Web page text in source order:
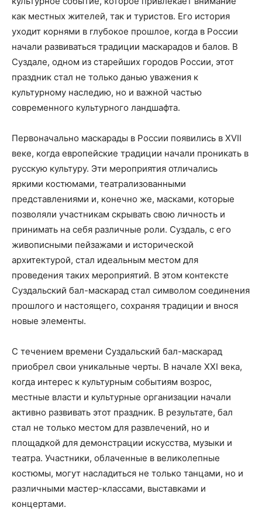
как местных жителей, так и туристов. Его история
уходит корнями в глубокое прошлое, когда в России
начали развиваться традиции маскарадов и балов. В
Суздале, одном из старейших городов России, этот
праздник стал не только данью уважения к
культурному наследию, но и важной частью
современного культурного ландшафта.
Первоначально маскарады в России появились в XVII
веке, когда европейские традиции начали проникать в
русскую культуру. Эти мероприятия отличались
яркими костюмами, театрализованными
представлениями и, конечно же, масками, которые
позволяли участникам скрывать свою личность и
принимать на себя различные роли. Суздаль, с его
живописными пейзажами и исторической
архитектурой, стал идеальным местом для
проведения таких мероприятий. В этом контексте
Суздальский бал-маскарад стал символом соединения
прошлого и настоящего, сохраняя традиции и внося
новые элементы.
С течением времени Суздальский бал-маскарад
приобрел свои уникальные черты. В начале XXI века,
когда интерес к культурным событиям возрос,
местные власти и культурные организации начали
активно развивать этот праздник. В результате, бал
стал не только местом для развлечений, но и
площадкой для демонстрации искусства, музыки и
театра. Участники, облаченные в великолепные
костюмы, могут насладиться не только танцами, но и
различными мастер-классами, выставками и
концертами.